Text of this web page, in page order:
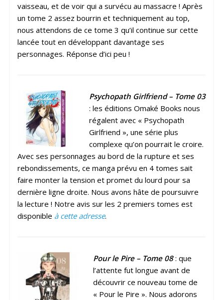
vaisseau, et de voir qui a survécu au massacre ! Après
un tome 2 assez bourrin et techniquement au top,
nous attendons de ce tome 3 qu’il continue sur cette
lancée tout en développant davantage ses
personnages. Réponse d’ici peu !
Psychopath Girlfriend – Tome 03
: les éditions Omaké Books nous
régalent avec « Psychopath
Girlfriend », une série plus
complexe qu’on pourrait le croire.
Avec ses personnages au bord de la rupture et ses
rebondissements, ce manga prévu en 4 tomes sait
faire monter la tension et promet du lourd pour sa
dernière ligne droite. Nous avons hâte de poursuivre
la lecture ! Notre avis sur les 2 premiers tomes est
disponible à cette adresse.
Pour le Pire – Tome 08: que
l’attente fut longue avant de
découvrir ce nouveau tome de
« Pour le Pire ». Nous adorons